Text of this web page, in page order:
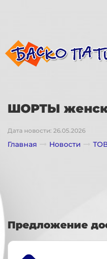
ШОРТЫ
Дата новости: 26.05.2026
Главная Новости
Предложение